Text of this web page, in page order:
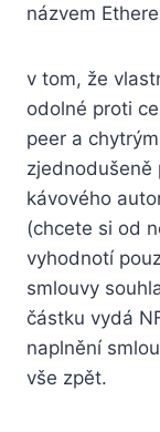
názvem
v tom, že
odolné proti
peer a
kávového
(chcete si od
vyhodnotí
smlouvy
částku vydá
naplnění
vše zpět.